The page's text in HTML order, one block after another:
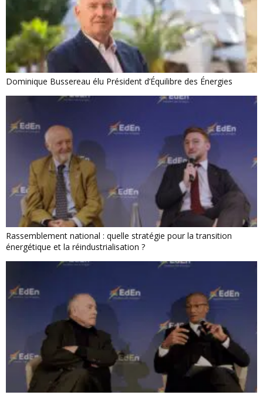
Dominique Bussereau élu Président d’Équilibre des Énergies
Rassemblement national : quelle stratégie pour la transition
énergétique et la réindustrialisation ?